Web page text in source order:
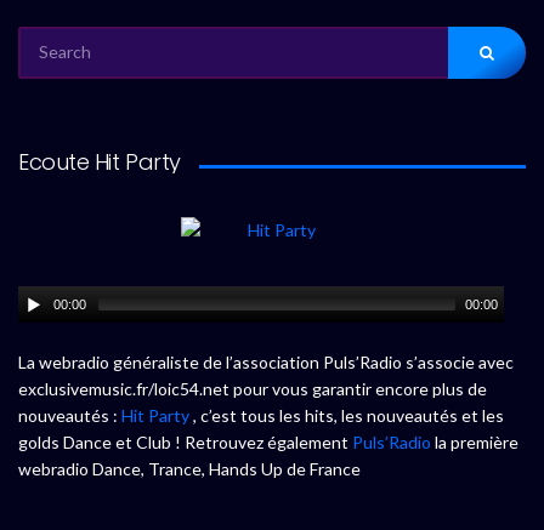
FOR:
Ecoute Hit Party
00:00 00:00
La webradio généraliste de l’association Puls’Radio s’associe avec
exclusivemusic.fr/loic54.net pour vous garantir encore plus de
nouveautés : Hit Party, c’est tous les hits, les nouveautés et les
golds Dance et Club ! Retrouvez également Puls’Radio la première
webradio Dance, Trance, Hands Up de France